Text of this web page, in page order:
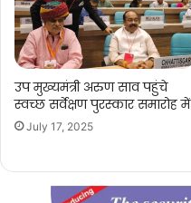
उप मुख्यमंत्री अरुण साव पहुंचे
स्वच्छ सर्वेक्षण पुरस्कार समारोह में
July 17, 2025